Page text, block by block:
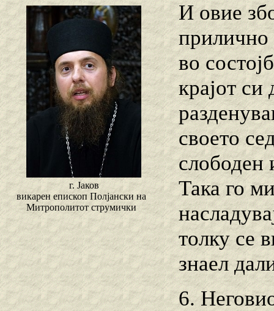
г. Јаков
викарен епископ Полјански на
Митрополитот струмички
И овие
прилично
во
крајот
своето
слободен
Така го
толку се
знаел
6.